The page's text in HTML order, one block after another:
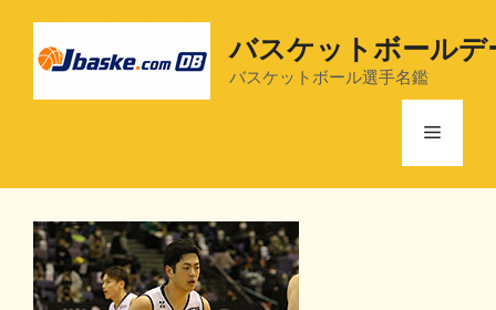
バスケットボールデ
バスケットボール選手名鑑
メ